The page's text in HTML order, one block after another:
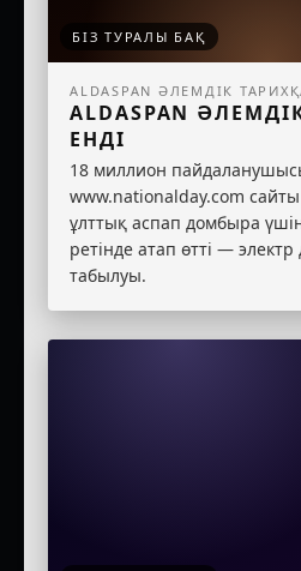
БІЗ ТУРАЛЫ БАҚ
ALDASPAN ӘЛЕМДІК
ALDASPAN
ЕНДІ
18 миллион
www.nationalday.com
ұлттық аспап домбыра
ретінде атап өтті —
табылуы.